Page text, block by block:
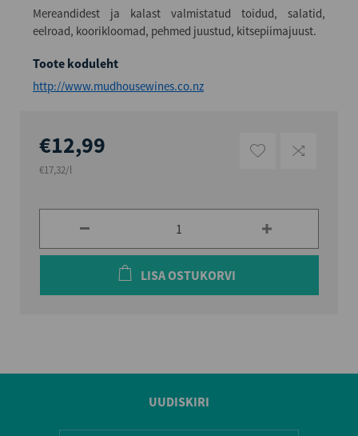
Mereandidest ja kalast valmistatud toidud, salatid,
eelroad, koorikloomad, pehmed juustud, kitsepiimajuust.
Toote koduleht
http://www.mudhousewines.co.nz
€12,99
€17,32/l
LISA OSTUKORVI
UUDISKIRI